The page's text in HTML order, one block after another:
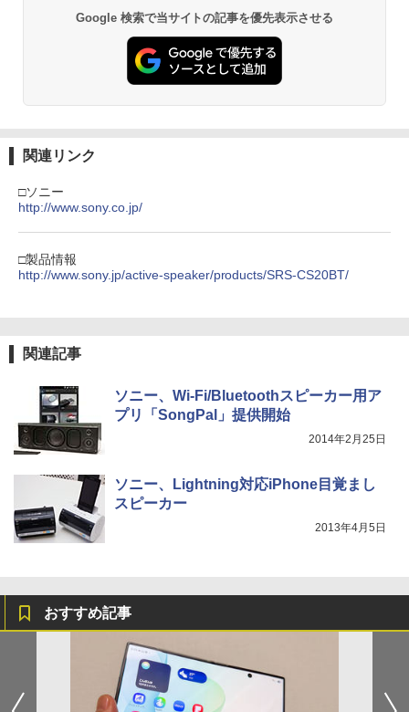
Google 検索で当サイトの記事を優先表示させる
関連リンク
□ソニー
http://www.sony.co.jp/
□製品情報
http://www.sony.jp/active-speaker/products/SRS-CS20BT/
関連記事
ソニー、Wi-Fi/Bluetoothスピーカー用ア
プリ「SongPal」提供開始
2014年2月25日
ソニー、Lightning対応iPhone目覚まし
スピーカー
2013年4月5日
おすすめ記事